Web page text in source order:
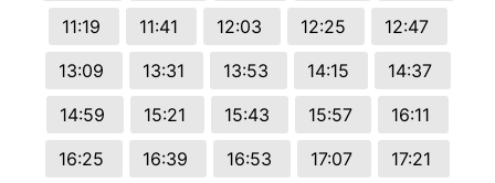
11:19
11:41 12:03 12:25
12:47
13:09
13:31 13:53 14:15
14:37
14:59
15:21 15:43 15:57
16:11
16:25
16:39 16:53 17:07
17:21